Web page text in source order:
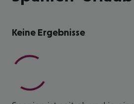
Keine Ergebnisse